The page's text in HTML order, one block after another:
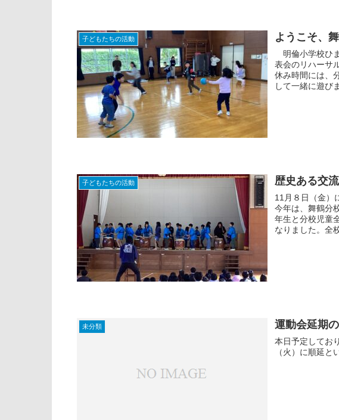
子どもたちの活動 ようこそ、
明倫小学校ひ
表会のリハーサ
休み時間には、
して一緒に遊び
子どもたちの活動 歴史ある交
11月８日（金）
今年は、舞鶴分
年生と分校児童
なりました。全
未分類 運動会延期
本日予定してお